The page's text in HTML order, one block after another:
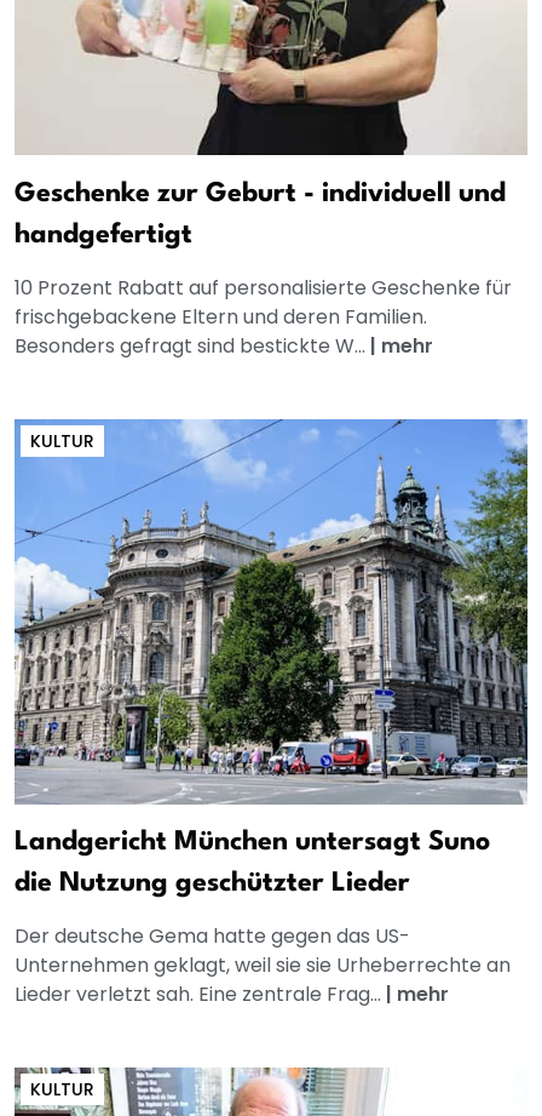
Geschenke zur Geburt - individuell und
handgefertigt
10 Prozent Rabatt auf personalisierte Geschenke für
frischgebackene Eltern und deren Familien.
Besonders gefragt sind bestickte W... | mehr
KULTUR
Landgericht München untersagt Suno
die Nutzung geschützter Lieder
Der deutsche Gema hatte gegen das US-
Unternehmen geklagt, weil sie sie Urheberrechte an
Lieder verletzt sah. Eine zentrale Frag... | mehr
KULTUR